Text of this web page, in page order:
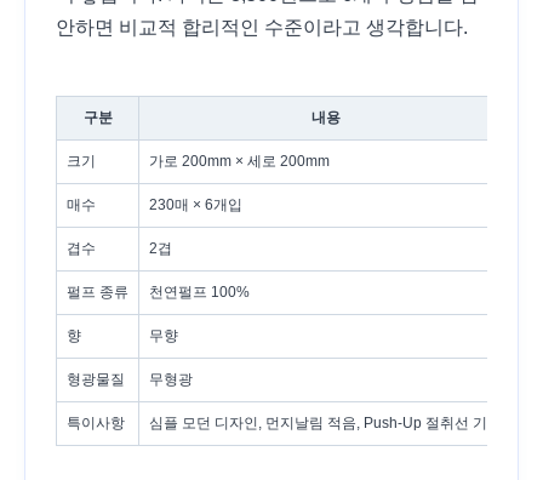
안하면 비교적 합리적인 수준이라고 생각합니다.
구분 내용
크기 가로 200mm × 세로 200mm
매수 230매 × 6개입
겹수 2겹
펄프 종류 천연펄프 100%
향 무향
형광물질 무형광
특이사항 심플 모던 디자인, 먼지날림 적음, Push-Up 절취선 기능